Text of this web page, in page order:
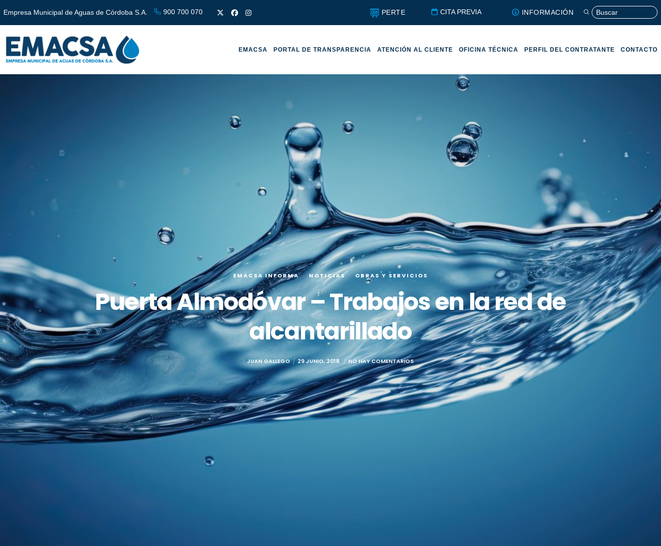
Empresa Municipal de Aguas de Córdoba S.A. 900 700 070 PERTE CITA PREVIA INFORMACIÓN
EMACSA PORTAL DE TRANSPARENCIA ATENCIÓN AL CLIENTE OFICINA TÉCNICA PERFIL DEL CONTRATANTE CONTACTO
EMACSA INFORMA NOTICIAS OBRAS Y SERVICIOS
Puerta Almodóvar – Trabajos en la red de
alcantarillado
JUAN GALLEGO 29 JUNIO, 2018 NO HAY COMENTARIOS